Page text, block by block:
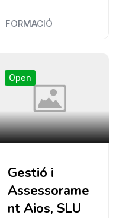
FORMACIÓ
Open
Gestió i
Assessorame
nt Aios, SLU